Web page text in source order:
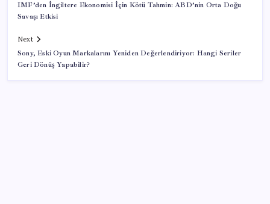
IMF’den İngiltere Ekonomisi İçin Kötü Tahmin: ABD’nin Orta Doğu
Savaşı Etkisi
Next
Sony, Eski Oyun Markalarını Yeniden Değerlendiriyor: Hangi Seriler
Geri Dönüş Yapabilir?